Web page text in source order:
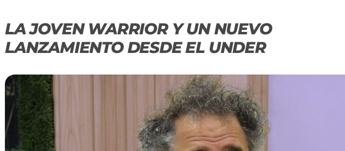
LA JOVEN WARRIOR Y UN NUEVO
LANZAMIENTO DESDE EL UNDER